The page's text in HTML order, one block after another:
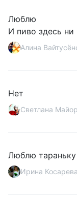
Люблю
И пиво здесь
Алина
Нет
Светлана
Люблю тараньку
Ирина Косарева